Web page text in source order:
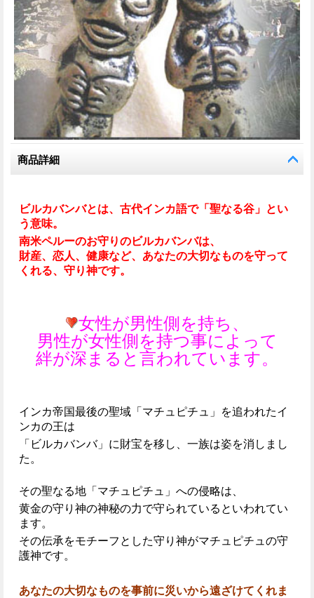
商品詳細
ビルカバンバとは、古代インカ語で「聖なる谷」とい
う意味。
南米ペルーのお守りのビルカバンバは、
財産、恋人、健康など、あなたの大切なものを守って
くれる、守り神です。
女性が男性側を持ち、
男性が女性側を持つ事によって
絆が深まると言われています。
インカ帝国最後の聖域「マチュピチュ」を追われたイ
ンカの王は
「ビルカバンバ」に財宝を移し、一族は姿を消しまし
た。
その聖なる地「マチュピチュ」への侵略は、
黄金の守り神の神秘の力で守られているといわれてい
ます。
その伝承をモチーフとした守り神がマチュピチュの守
護神です。
あなたの大切なものを事前に災いから遠ざけてくれま